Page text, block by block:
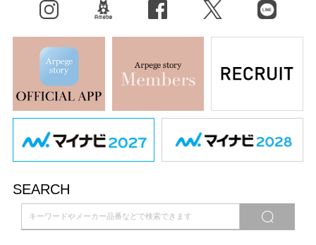
X（旧Twitter） LINE
SEARCH